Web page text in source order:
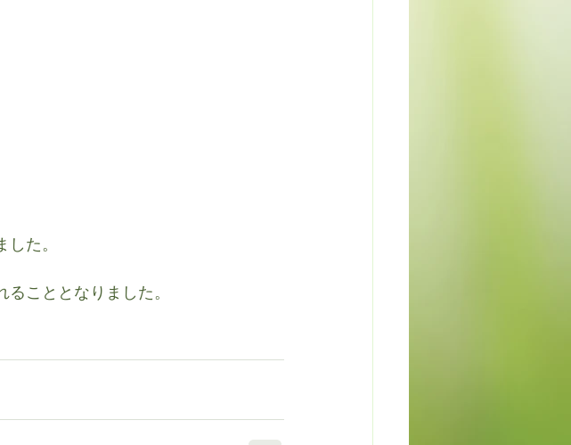
た。
こととなりました。